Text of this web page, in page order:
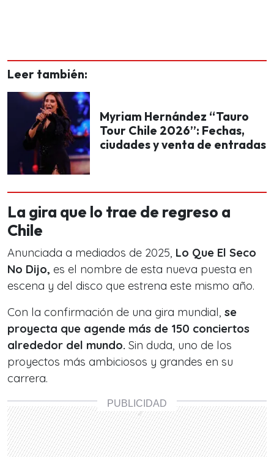
Leer también:
Myriam Hernández “Tauro
Tour Chile 2026”: Fechas,
ciudades y venta de entradas
La gira que lo trae de regreso a
Chile
Anunciada a mediados de 2025, Lo Que El Seco
No Dijo, es el nombre de esta nueva puesta en
escena y del disco que estrena este mismo año.
Con la confirmación de una gira mundial, se
proyecta que agende más de 150 conciertos
alrededor del mundo. Sin duda, uno de los
proyectos más ambiciosos y grandes en su
carrera.